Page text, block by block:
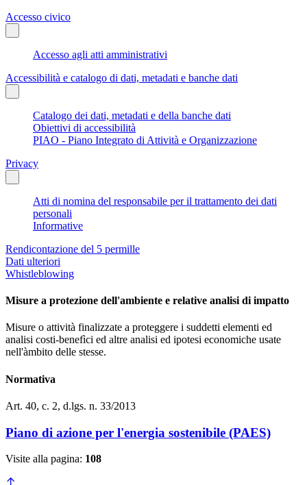
Accesso civico
Accesso agli atti amministrativi
Accessibilità e catalogo di dati, metadati e banche dati
Catalogo dei dati, metadati e della banche dati
Obiettivi di accessibilità
PIAO - Piano Integrato di Attività e Organizzazione
Privacy
Atti di nomina del responsabile per il trattamento dei dati
personali
Informative
Rendicontazione del 5 permille
Dati ulteriori
Whistleblowing
Misure a protezione dell'ambiente e relative analisi di impatto
Misure o attività finalizzate a proteggere i suddetti elementi ed
analisi costi-benefìci ed altre analisi ed ipotesi economiche usate
nell'àmbito delle stesse.
Normativa
Art. 40, c. 2, d.lgs. n. 33/2013
Piano di azione per l'energia sostenibile (PAES)
Visite alla pagina: 108